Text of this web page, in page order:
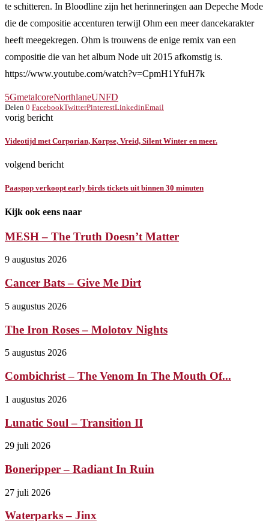
te schitteren. In Bloodline zijn het herinneringen aan Depeche Mode
die de compositie accenturen terwijl Ohm een meer dancekarakter
heeft meegekregen. Ohm is trouwens de enige remix van een
compositie die van het album Node uit 2015 afkomstig is.
https://www.youtube.com/watch?v=CpmH1YfuH7k
5GmetalcoreNorthlaneUNFD
Delen 0 FacebookTwitterPinterestLinkedinEmail
vorig bericht
Videotijd met Corporian, Korpse, Vreid, Silent Winter en meer.
volgend bericht
Paaspop verkoopt early birds tickets uit binnen 30 minuten
Kijk ook eens naar
MESH – The Truth Doesn’t Matter
9 augustus 2026
Cancer Bats – Give Me Dirt
5 augustus 2026
The Iron Roses – Molotov Nights
5 augustus 2026
Combichrist – The Venom In The Mouth Of...
1 augustus 2026
Lunatic Soul – Transition II
29 juli 2026
Boneripper – Radiant In Ruin
27 juli 2026
Waterparks – Jinx